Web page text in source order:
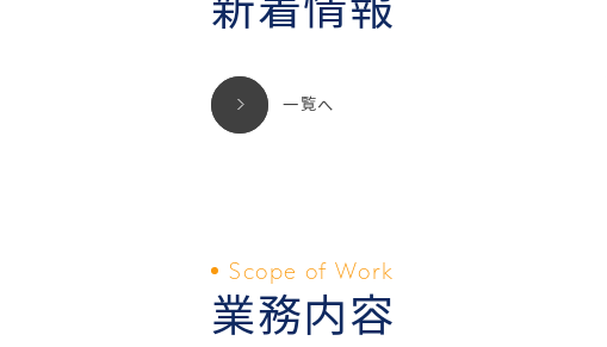
一覧へ
Scope of Work
業務内容